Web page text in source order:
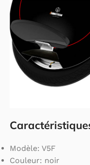
Modèle: V5F
Couleur: noir